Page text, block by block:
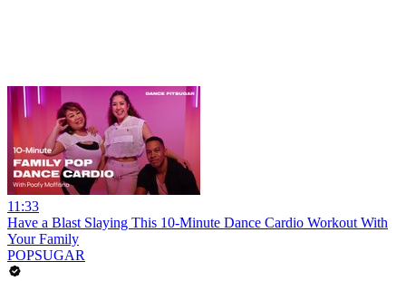
11:33
Have a Blast Slaying This 10-Minute Dance Cardio Workout With
Your Family
POPSUGAR